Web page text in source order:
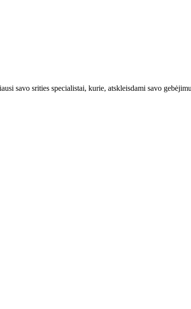
savo srities specialistai, kurie, atskleisdami savo